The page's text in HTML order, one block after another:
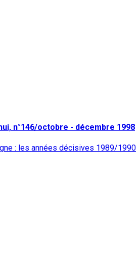
n°146/octobre - décembre 1998
: les années décisives 1989/1990